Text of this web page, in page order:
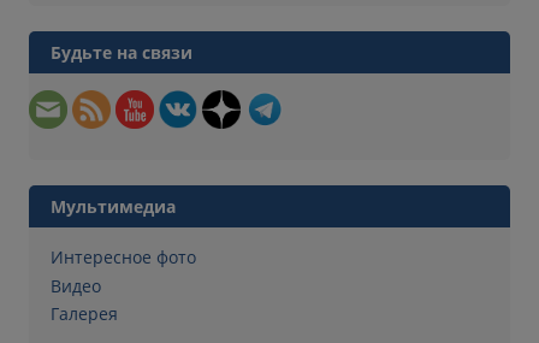
Будьте на связи
Мультимедиа
Интересное фото
Видео
Галерея